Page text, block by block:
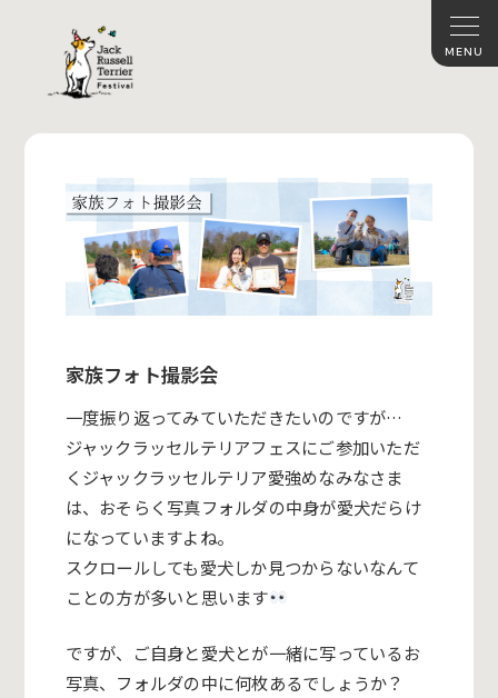
家族フォト撮影会
一度振り返ってみていただきたいのですが…
ジャックラッセルテリアフェスにご参加いただ
くジャックラッセルテリア愛強めなみなさま
は、おそらく写真フォルダの中身が愛犬だらけ
になっていますよね。
スクロールしても愛犬しか見つからないなんて
ことの方が多いと思います
ですが、ご自身と愛犬とが一緒に写っているお
写真、フォルダの中に何枚あるでしょうか？